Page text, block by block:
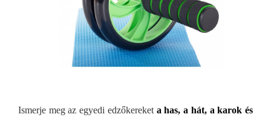
Ismerje meg az egyedi edzőkereket a has, a hát, a karok és